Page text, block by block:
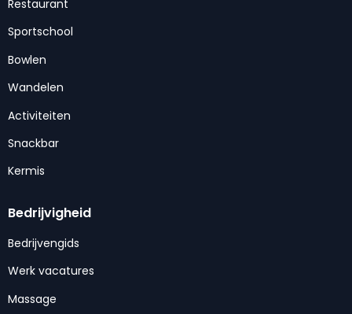
Restaurant
Sportschool
Bowlen
Wandelen
Activiteiten
Snackbar
Kermis
Bedrijvigheid
Bedrijvengids
Werk vacatures
Massage